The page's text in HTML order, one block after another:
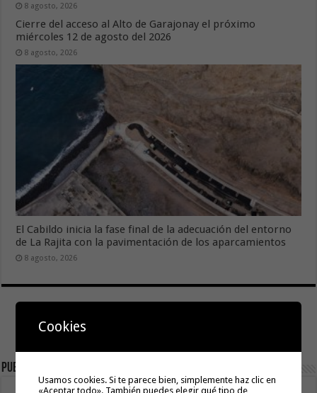
8 agosto, 2026
Cierre del acceso al Alto de Garajonay el próximo
miércoles 12 de agosto del 2026
8 agosto, 2026
El Cabildo inicia la fase final de la adecuación del entorno
de La Rajita con la pavimentación de los aparcamientos
8 agosto, 2026
Publicidad
Cookies
Usamos cookies. Si te parece bien, simplemente haz clic en
«Aceptar todo». También puedes elegir qué tipo de